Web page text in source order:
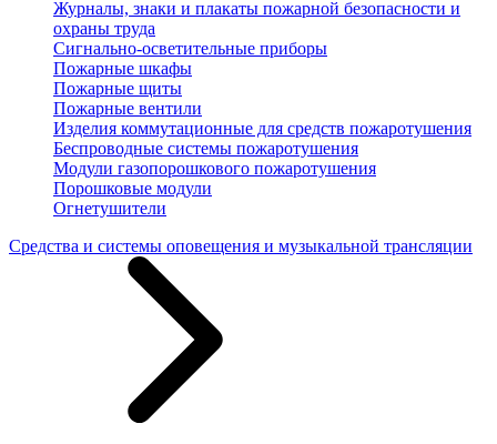
Журналы, знаки и плакаты пожарной безопасности и
охраны труда
Сигнально-осветительные приборы
Пожарные шкафы
Пожарные щиты
Пожарные вентили
Изделия коммутационные для средств пожаротушения
Беспроводные системы пожаротушения
Модули газопорошкового пожаротушения
Порошковые модули
Огнетушители
Средства и системы оповещения и музыкальной трансляции